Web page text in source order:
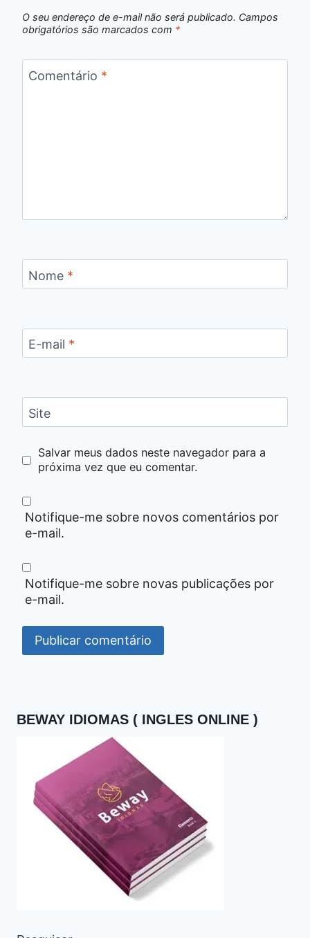
O seu endereço de e-mail não será publicado. Campos
obrigatórios são marcados com *
Comentário *
Nome *
E-mail *
Site
Salvar meus dados neste navegador para a
próxima vez que eu comentar.
Notifique-me sobre novos comentários por
e-mail.
Notifique-me sobre novas publicações por
e-mail.
BEWAY IDIOMAS ( INGLES ONLINE )